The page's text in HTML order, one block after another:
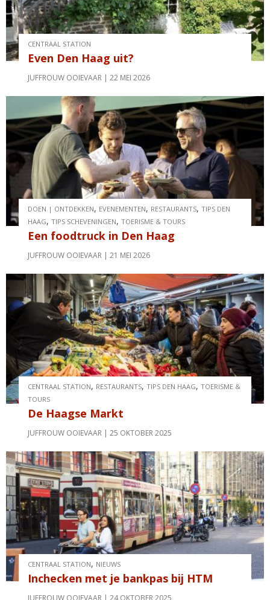
CENTRAAL STATION
Even Den Haag uit?
JUFFROUW OOIEVAAR 22 MEI 2026
DOEN | ONTDEKKEN, EVENEMENTEN, RESTAURANTS,TIPS DEN
HAAG,TIPS SCHEVENINGEN,TOERISME & TOURS
Een foodtruck in Den Haag
JUFFROUW OOIEVAAR 21 MEI 2026
CENTRAAL STATION, RESTAURANTS,TIPS DEN HAAG,TOERISME &
TOURS
De Haagse Markt
JUFFROUW OOIEVAAR 25 OKTOBER 2025
CENTRAAL STATION, NIEUWS
Inchecken met je bankpas bij HTM